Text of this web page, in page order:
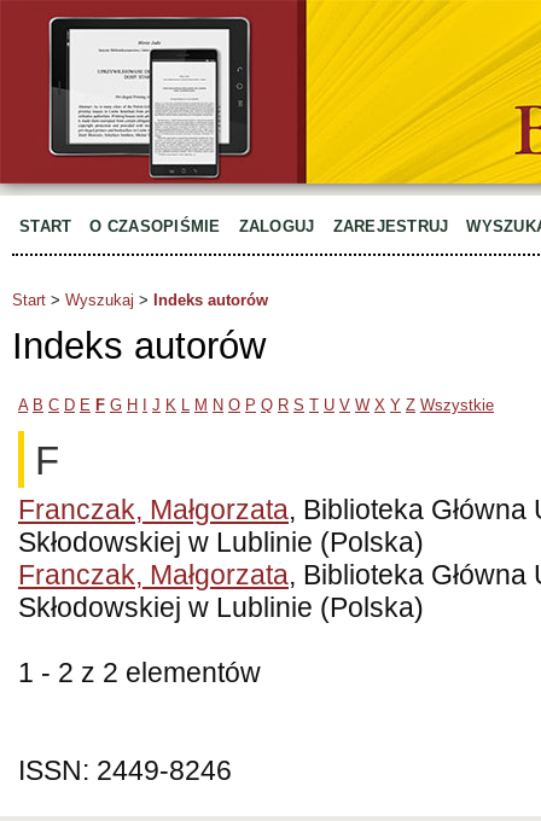
START O CZASOPIŚMIE ZALOGUJ ZAREJESTRUJ
Start > Wyszukaj > Indeks autorów
Indeks autorów
A B C D E F G H J K L M N O P Q R S T U V W X Y Z Wszystkie
F
Franczak, Małgorzata, Biblioteka
Skłodowskiej w Lublinie (Polska)
Franczak, Małgorzata, Biblioteka
Skłodowskiej w Lublinie (Polska)
1 - 2 z 2 elementów
ISSN: 2449-8246